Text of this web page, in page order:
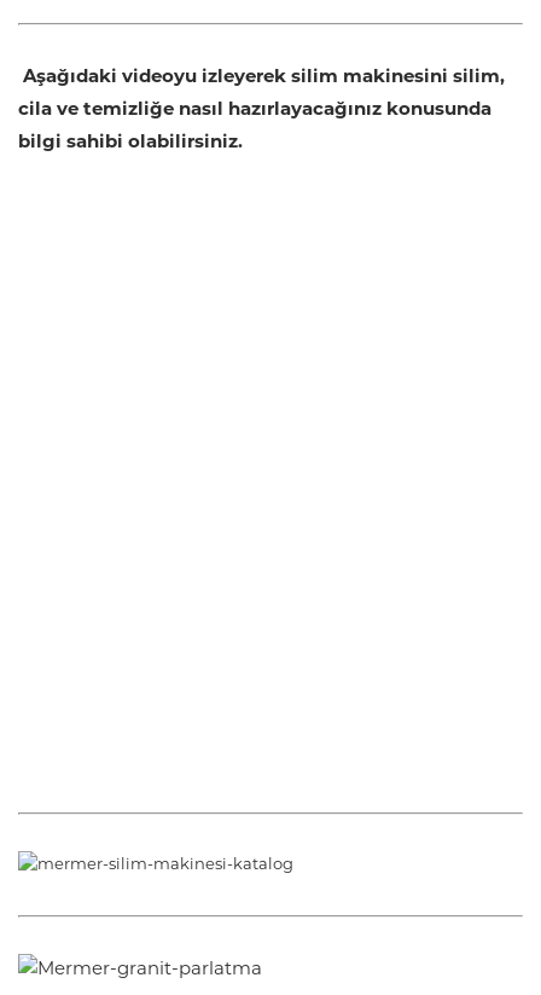
Aşağıdaki videoyu izleyerek silim makinesini silim,
cila ve temizliğe nasıl hazırlayacağınız konusunda
bilgi sahibi olabilirsiniz.